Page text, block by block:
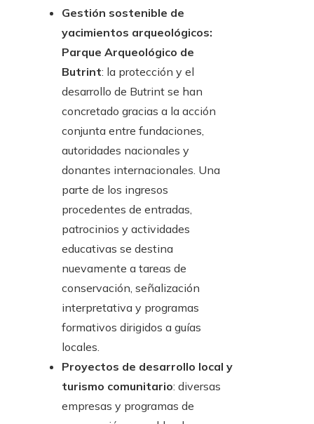
Gestión sostenible de
yacimientos arqueológicos:
Parque Arqueológico de
Butrint: la protección y el
desarrollo de Butrint se han
concretado gracias a la acción
conjunta entre fundaciones,
autoridades nacionales y
donantes internacionales. Una
parte de los ingresos
procedentes de entradas,
patrocinios y actividades
educativas se destina
nuevamente a tareas de
conservación, señalización
interpretativa y programas
formativos dirigidos a guías
locales.
Proyectos de desarrollo local y
turismo comunitario: diversas
empresas y programas de